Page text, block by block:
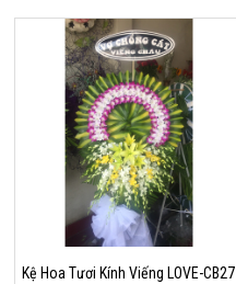
Kệ Hoa Tươi Kính Viếng LOVE-CB27